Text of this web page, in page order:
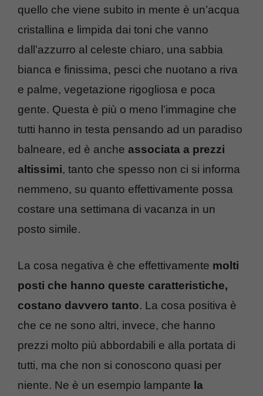
quello che viene subito in mente è un’acqua
cristallina e limpida dai toni che vanno
dall’azzurro al celeste chiaro, una sabbia
bianca e finissima, pesci che nuotano a riva
e palme, vegetazione rigogliosa e poca
gente. Questa è più o meno l’immagine che
tutti hanno in testa pensando ad un paradiso
balneare, ed è anche associata a prezzi
altissimi, tanto che spesso non ci si informa
nemmeno, su quanto effettivamente possa
costare una settimana di vacanza in un
posto simile.
La cosa negativa è che effettivamente molti
posti che hanno queste caratteristiche,
costano davvero tanto. La cosa positiva è
che ce ne sono altri, invece, che hanno
prezzi molto più abbordabili e alla portata di
tutti, ma che non si conoscono quasi per
niente. Ne è un esempio lampante la